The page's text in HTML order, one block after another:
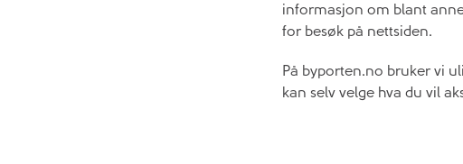
informasjon om blant
for besøk på nettsiden.
På byporten.no bruker vi
kan selv velge hva du vil